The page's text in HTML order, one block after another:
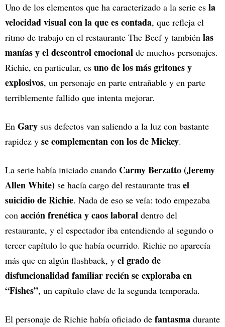
Uno de los elementos que ha caracterizado a la serie es la
velocidad visual con la que es contada, que refleja el
ritmo de trabajo en el restaurante The Beef y también las
manías y el descontrol emocional de muchos personajes.
Richie, en particular, es uno de los más gritones y
explosivos, un personaje en parte entrañable y en parte
terriblemente fallido que intenta mejorar.
En Gary sus defectos van saliendo a la luz con bastante
rapidez y se complementan con los de Mickey.
La serie había iniciado cuando Carmy Berzatto (Jeremy
Allen White) se hacía cargo del restaurante tras el
suicidio de Richie. Nada de eso se veía: todo empezaba
con acción frenética y caos laboral dentro del
restaurante, y el espectador iba entendiendo al segundo o
tercer capítulo lo que había ocurrido. Richie no aparecía
más que en algún flashback, y el grado de
disfuncionalidad familiar recién se exploraba en
“Fishes”, un capítulo clave de la segunda temporada.
El personaje de Richie había oficiado de fantasma durante